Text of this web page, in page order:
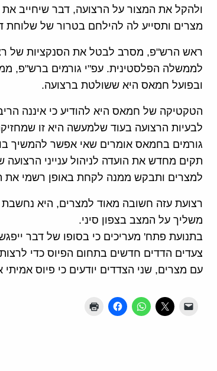
ולהקל את המצור על הרצועה, דבר שיחייב
מצרים ותסייע לה להילחם בטרור של שלוחת
ראש הרש"פ, מסרב לבטל את הסנקציות של
לממשלה הפלסטינית. עפ"י גורמים ברש"פ,
ובפועל חמאס היא ששולטת ברצועה.
הטקטיקה של חמאס היא להודיע כי איננה
לבעיות הרצועה בעוד שלמעשה היא זו
גורמים בחמאס אומרים שאי אפשר להמשיך
תקים מחדש את הועדה לניהול ענייני
למצרים ותבקש ממנה לקחת באופן רשמי את
רצועת עזה חשובה מאוד למצרים, היא
משליך על המצב בצפון סיני.
בתנועת פתח' מעריכים כי בסופו של דבר
צעדים הדדים חדשים בתחום הפיוס כדי
עם מצרים, שני הצדדים יודעים כי פיוס